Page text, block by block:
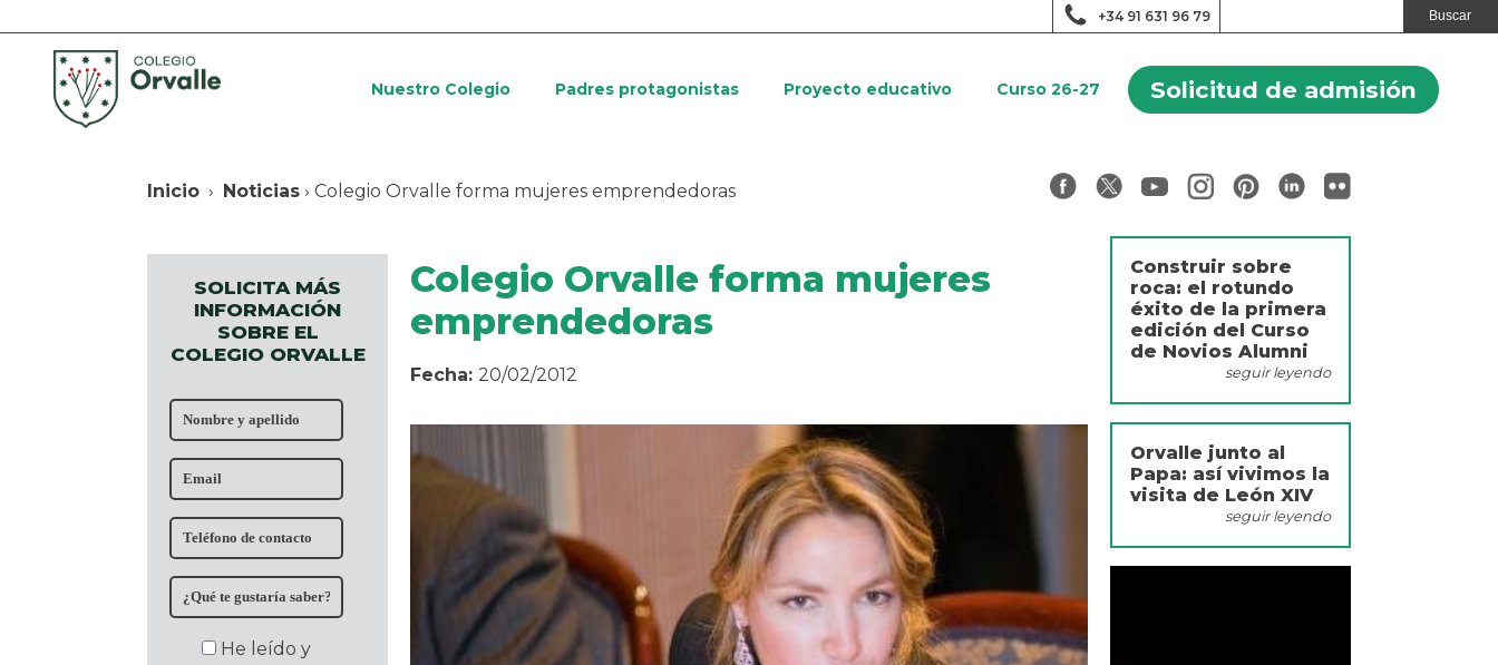
+34 91 631 96 79
Nuestro Colegio Padres protagonistas Proyecto educativo Curso 26-27 Solicitud de admisión
Inicio › Noticias › Colegio Orvalle forma mujeres emprendedoras
SOLICITA MÁS
INFORMACIÓN
SOBRE EL
COLEGIO ORVALLE
He leído y
Colegio Orvalle forma mujeres
emprendedoras
Fecha: 20/02/2012
Construir sobre
roca: el rotundo
éxito de la primera
edición del Curso
de Novios Alumni
seguir leyendo
Orvalle junto al
Papa: así vivimos la
visita de León XIV
seguir leyendo